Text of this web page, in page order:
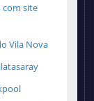
com site
Vila Nova